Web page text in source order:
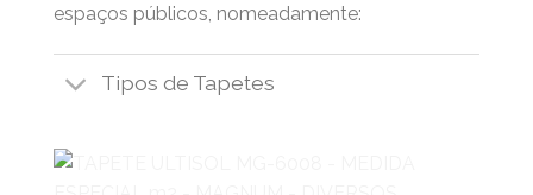
espaços públicos, nomeadamente:
Tipos de Tapetes